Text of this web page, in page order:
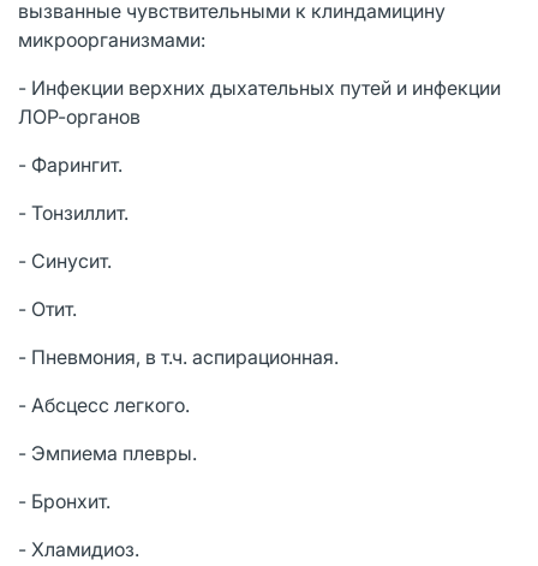
вызванные чувствительными к клиндамицину
микроорганизмами:
- Инфекции верхних дыхательных путей и инфекции
ЛОР-органов
- Фарингит.
- Тонзиллит.
- Синусит.
- Отит.
- Пневмония, в т.ч. аспирационная.
- Абсцесс легкого.
- Эмпиема плевры.
- Бронхит.
- Хламидиоз.